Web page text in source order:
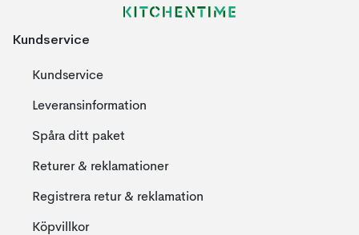
Kundservice
Kundservice
Leveransinformation
Spåra ditt paket
Returer & reklamationer
Registrera retur & reklamation
Köpvillkor